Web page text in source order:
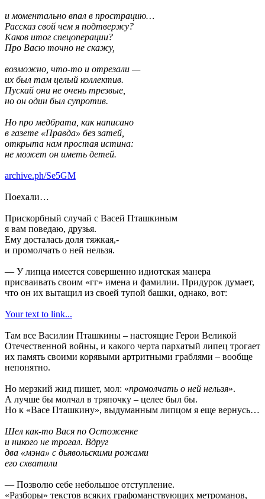
и моментально впал в прострацию…
Рассказ свой чем я подтвержу?
Каков итог спецоперации?
Про Васю точно не скажу,
возможно, что-то и отрезали —
их был там целый коллектив.
Пускай они не очень трезвые,
но он один был супротив.
Но про медбрата, как написано
в газете «Правда» без затей,
открыта нам простая истина:
не может он иметь детей.
archive.ph/Se5GM
Поехали…
Прискорбный случай с Васей Пташкиным
я вам поведаю, друзья.
Ему досталась доля тяжкая,-
и промолчать о ней нельзя.
— У липца имеется совершенно идиотская манера
присваивать своим «гг» имена и фамилии. Придурок думает,
что он их вытащил из своей тупой башки, однако, вот:
Your text to link...
Там все Василии Пташкины – настоящие Герои Великой
Отечественной войны, и какого черта пархатый липец трогает
их память своими корявыми артритными граблями – вообще
непонятно.
Но мерзкий жид пишет, мол: «промолчать о ней нельзя».
А лучше бы молчал в тряпочку – целее был бы.
Но к «Васе Пташкину», выдуманным липцом я еще вернусь…
Шел как-то Вася по Остоженке
и никого не трогал. Вдруг
два «мэна» с дьявольскими рожами
его схватили
— Позволю себе небольшое отступление.
«Разборы» текстов всяких графоманствующих метроманов,